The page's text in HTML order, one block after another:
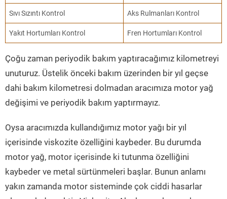
Sıvı Sızıntı Kontrol Aks Rulmanları Kontrol
Yakıt Hortumları Kontrol Fren Hortumları Kontrol
Çoğu zaman periyodik bakım yaptıracağımız kilometreyi
unuturuz. Üstelik önceki bakım üzerinden bir yıl geçse
dahi bakım kilometresi dolmadan aracımıza motor yağ
değişimi ve periyodik bakım yaptırmayız.
Oysa aracımızda kullandığımız motor yağı bir yıl
içerisinde viskozite özelliğini kaybeder. Bu durumda
motor yağ, motor içerisinde ki tutunma özelliğini
kaybeder ve metal sürtünmeleri başlar. Bunun anlamı
yakın zamanda motor sisteminde çok ciddi hasarlar